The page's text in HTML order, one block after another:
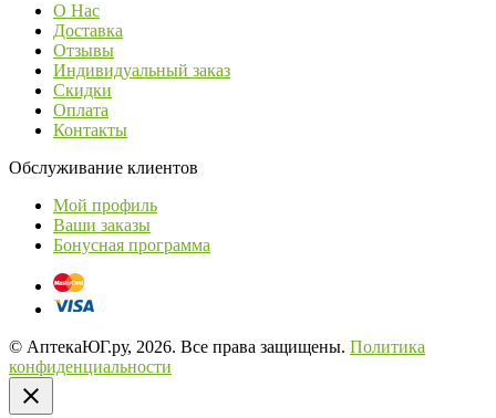
О Нас
Доставка
Отзывы
Индивидуальный заказ
Скидки
Оплата
Контакты
Обслуживание клиентов
Мой профиль
Ваши заказы
Бонусная программа
© АптекаЮГ.ру, 2026. Все права защищены. Политика
конфиденциальности